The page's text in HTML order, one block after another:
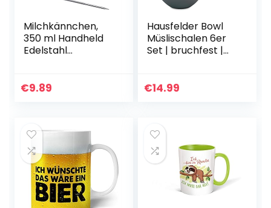
Milchkännchen,
350 ml Handheld
Edelstahl
Creamer Milch
€9.89
Hausfelder Bowl
Müslischalen 6er
Set | bruchfest |
Suppenschalen |
€14.99